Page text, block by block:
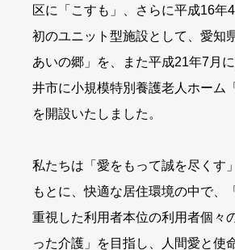
区に「こすも」、さらに平成16年
初のユニット型施設として、愛知
あいの郷」を、また平成21年7月
井市に小規模特別養護老人ホーム
を開設いたしました。
私たちは「愛をもって誠を尽くす
もとに、快適な居住環境の中で、
重視した利用者本位の利用者個々
った介護」を目指し、人間愛と使